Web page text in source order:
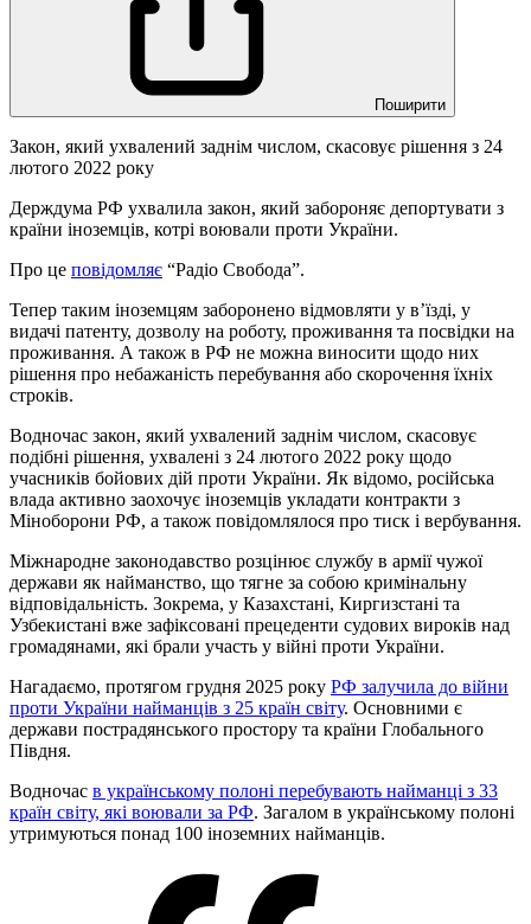
Поширити
Закон, який ухвалений заднім числом, скасовує рішення з 24
лютого 2022 року
Держдума РФ ухвалила закон, який забороняє депортувати з
країни іноземців, котрі воювали проти України.
Про це повідомляє “Радіо Свобода”.
Тепер таким іноземцям заборонено відмовляти у в’їзді, у
видачі патенту, дозволу на роботу, проживання та посвідки на
проживання. А також в РФ не можна виносити щодо них
рішення про небажаність перебування або скорочення їхніх
строків.
Водночас закон, який ухвалений заднім числом, скасовує
подібні рішення, ухвалені з 24 лютого 2022 року щодо
учасників бойових дій проти України. Як відомо, російська
влада активно заохочує іноземців укладати контракти з
Міноборони РФ, а також повідомлялося про тиск і вербування.
Міжнародне законодавство розцінює службу в армії чужої
держави як найманство, що тягне за собою кримінальну
відповідальність. Зокрема, у Казахстані, Киргизстані та
Узбекистані вже зафіксовані прецеденти судових вироків над
громадянами, які брали участь у війні проти України.
Нагадаємо, протягом грудня 2025 року РФ залучила до війни
проти України найманців з 25 країн світу. Основними є
держави пострадянського простору та країни Глобального
Півдня.
Водночас в українському полоні перебувають найманці з 33
країн світу, які воювали за РФ. Загалом в українському полоні
утримуються понад 100 іноземних найманців.